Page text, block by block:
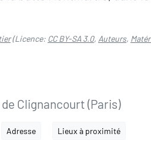
(Licence: CC BY-SA 3.0, Auteurs,
Clignancourt (Paris)
Adresse Lieux à proximité